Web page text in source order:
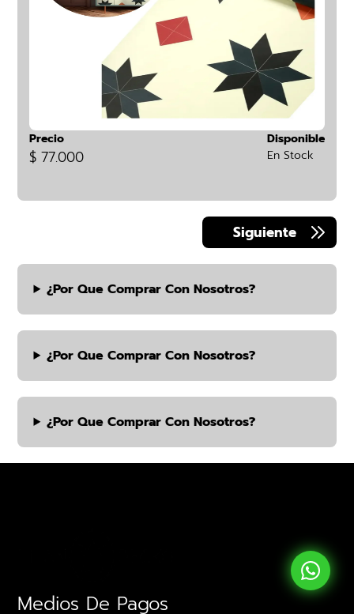
Precio
$ 77.000
Disponible
En Stock
¿por Que Comprar Con Nosotros?
¿por Que Comprar Con Nosotros?
¿por Que Comprar Con Nosotros?
Medios De Pagos